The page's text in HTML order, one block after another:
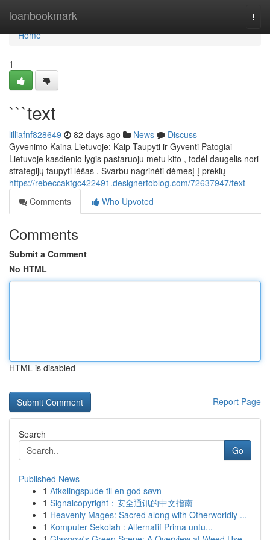
loanbookmark
Home
Home
1
```text
lilliafnf828649 82 days ago News
Discuss
Gyvenimo Kaina Lietuvoje: Kaip Taupyti ir Gyventi Patogiai
Lietuvoje kasdienio lygis pastaruoju metu kito , todėl daugelis nori
strategijų taupyti lėšas . Svarbu nagrinėti dėmesį į prekių
https://rebeccaktgc422491.designertoblog.com/72637947/text
Comments
Who Upvoted
Comments
Submit a Comment
No HTML
HTML is disabled
Report Page
Search
Go
Published News
1 Afkølingspude til en god søvn
1 Signalcopyright：安全通讯的中文指南
1 Heavenly Mages: Sacred along with Otherworldly ...
1 Komputer Sekolah : Alternatif Prima untu...